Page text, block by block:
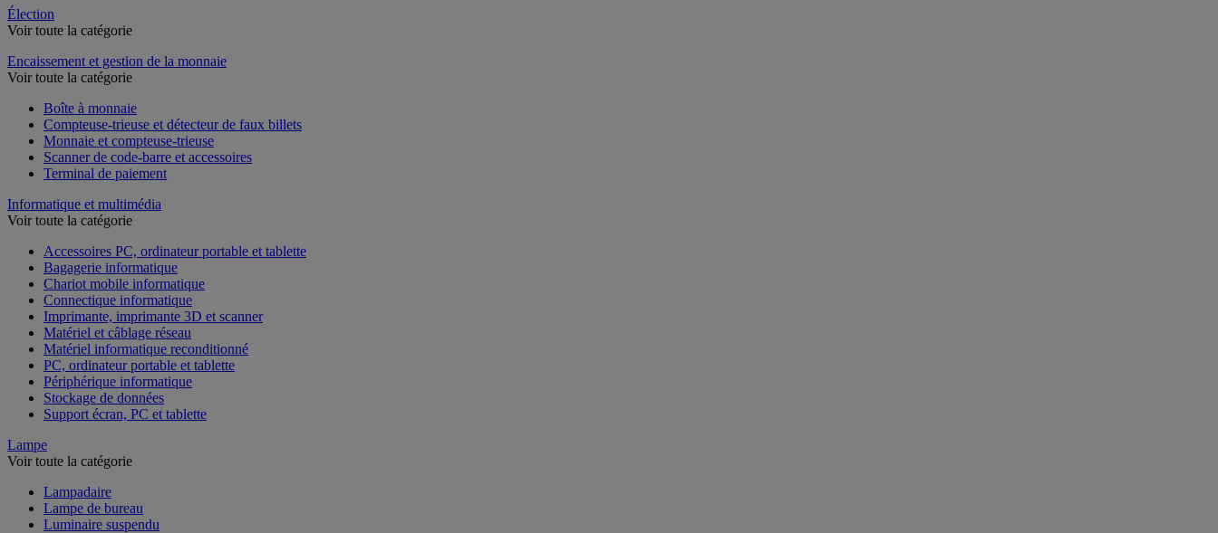
Élection
Voir toute la catégorie
Encaissement et gestion de la monnaie
Voir toute la catégorie
Boîte à monnaie
Compteuse-trieuse et détecteur de faux billets
Monnaie et compteuse-trieuse
Scanner de code-barre et accessoires
Terminal de paiement
Informatique et multimédia
Voir toute la catégorie
Accessoires PC, ordinateur portable et tablette
Bagagerie informatique
Chariot mobile informatique
Connectique informatique
Imprimante, imprimante 3D et scanner
Matériel et câblage réseau
Matériel informatique reconditionné
PC, ordinateur portable et tablette
Périphérique informatique
Stockage de données
Support écran, PC et tablette
Lampe
Voir toute la catégorie
Lampadaire
Lampe de bureau
Luminaire suspendu